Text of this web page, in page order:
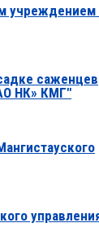
учреждением
саженцев
НК» КМГ"